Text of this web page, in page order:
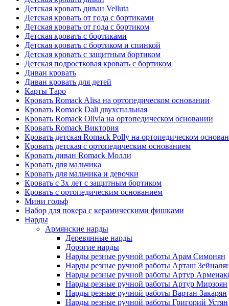
Детская кровать диван Velluta
Детская кровать от года с бортиками
Детская кровать от года с бортиком
Детская кровать с бортиками
Детская кровать с бортиком и спинкой
Детская кровать с защитным бортиком
Детская подростковая кровать с бортиком
Диван кровать
Диван кровать для детей
Карты Таро
Кровать Romack Alisa на ортопедическом основании
Кровать Romack Dali двухспальная
Кровать Romack Olivia на ортопедическом основании
Кровать Romack Виктория
Кровать детская Romack Polly на ортопедическом
Кровать детская с ортопедическим основанием
Кровать диван Romack Молли
Кровать для мальчика
Кровать для мальчика и девочки
Кровать с 3х лет с защитным бортиком
Кровать с ортопедическим основанием
Мини гольф
Набор для покера с керамическими фишками
Нарды
Армянские нарды
Деревянные нарды
Дорогие нарды
Нарды резные ручной работы Арам Симонян
Нарды резные ручной работы Арташ
Нарды резные ручной работы Артур
Нарды резные ручной работы Артур Мирзоян
Нарды резные ручной работы Вартан Закарян
Нарды резные ручной работы Григорий Устян